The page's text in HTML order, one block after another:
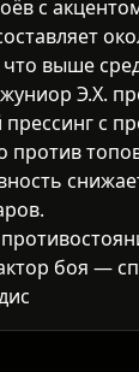
с
выше
Э.Х.
с
против
боя —